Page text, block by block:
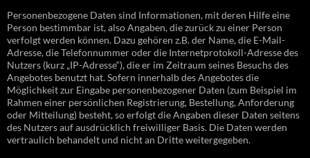
Personenbezogene Daten sind Informationen, mit deren Hilfe eine
Person bestimmbar ist, also Angaben, die zurück zu einer Person
verfolgt werden können. Dazu gehören z.B. der Name, die E-Mail-
Adresse, die Telefonnummer oder die Internetprotokoll-Adresse des
Nutzers (kurz „IP-Adresse“), die er im Zeitraum seines Besuchs des
Angebotes benutzt hat. Sofern innerhalb des Angebotes die
Möglichkeit zur Eingabe personenbezogener Daten (zum Beispiel im
Rahmen einer persönlichen Registrierung, Bestellung, Anforderung
oder Mitteilung) besteht, so erfolgt die Angaben dieser Daten seitens
des Nutzers auf ausdrücklich freiwilliger Basis. Die Daten werden
vertraulich behandelt und nicht an Dritte weitergegeben.